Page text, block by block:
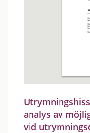
analys av
vid